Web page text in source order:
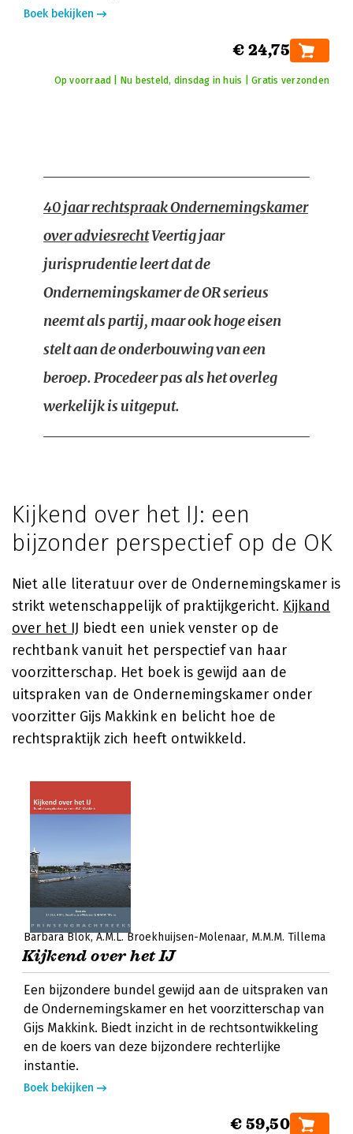
Boek bekijken
€ 24,75
Op voorraad | Nu besteld, dinsdag in huis | Gratis verzonden
40 jaar rechtspraak Ondernemingskamer
over adviesrechtVeertig jaar
jurisprudentie leert dat de
Ondernemingskamer de OR serieus
neemt als partij, maar ook hoge eisen
stelt aan de onderbouwing van een
beroep. Procedeer pas als het overleg
werkelijk is uitgeput.
Kijkend over het IJ: een
bijzonder perspectief op de OK
Niet alle literatuur over de Ondernemingskamer is
strikt wetenschappelijk of praktijkgericht. Kijkand
over het IJ biedt een uniek venster op de
rechtbank vanuit het perspectief van haar
voorzitterschap. Het boek is gewijd aan de
uitspraken van de Ondernemingskamer onder
voorzitter Gijs Makkink en belicht hoe de
rechtspraktijk zich heeft ontwikkeld.
Barbara Blok A.M.L. Broekhuijsen-Molenaar M.M.M. Tillema
Kijkend over het IJ
Een bijzondere bundel gewijd aan de uitspraken van
de Ondernemingskamer en het voorzitterschap van
Gijs Makkink. Biedt inzicht in de rechtsontwikkeling
en de koers van deze bijzondere rechterlijke
instantie.
Boek bekijken
€ 59,50